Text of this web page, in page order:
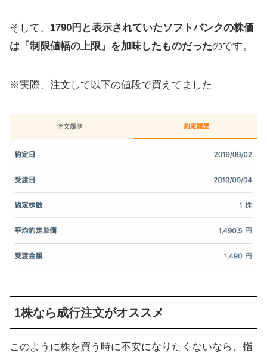
そして、 1790円と表示されていたソフトバンクの株価
は「制限値幅の上限」を加味したものだったのです。
※実際、注文して以下の値段で買えてました
1株なら成行注文がオススメ
このように株を買う時に不安になりたくないなら、指